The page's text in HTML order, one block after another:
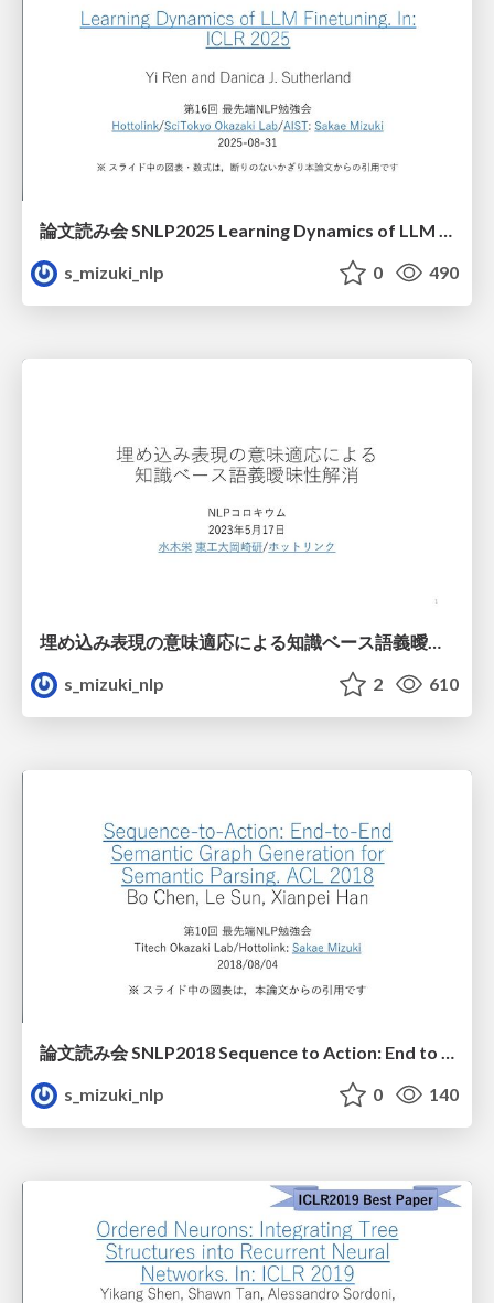
論文読み会 SNLP2025 Learning Dynamics of LLM Finetuning. In: ICLR 2025
s_mizuki_nlp
0 490
s_mizuki_nlp
2 610
論文読み会 SNLP2018 Sequence to Action: End to End Semantic Graph Generation for Semantic Parsing
s_mizuki_nlp
0 140